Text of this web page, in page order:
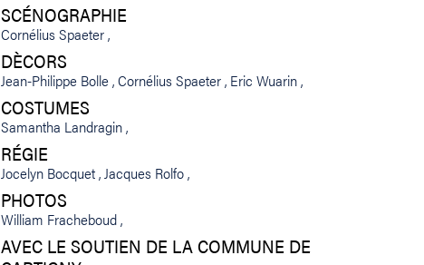
SCÉNOGRAPHIE
Cornélius Spaeter
DÈCORS
Jean-Philippe Bolle Cornélius Spaeter Eric Wuarin
COSTUMES
Samantha Landragin
RÉGIE
Jocelyn Bocquet Jacques Rolfo
PHOTOS
William Fracheboud
AVEC LE SOUTIEN DE LA COMMUNE DE